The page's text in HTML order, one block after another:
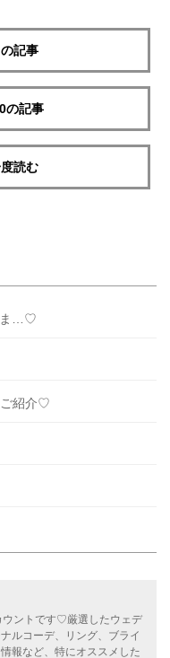
記事
の記事
読む
ま…♡
ご紹介♡
ウントです♡厳選したウェデ
ルコーデ、リング、ブライ
報など、特にオススメした